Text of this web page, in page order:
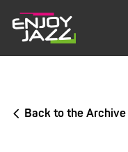
Back to the Archive